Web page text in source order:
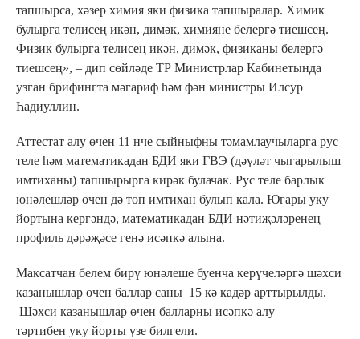
тапшырса, хәзер химия яки физика тапшыралар. Химик
булырга телисең икән, димәк, химияне белергә тиешсең.
Физик булырга телисең икән, димәк, физиканы белергә
тиешсең», – дип сөйләде ТР Министрлар Кабинетында
узган брифингта мәгариф һәм фән министры Илсур
Һадиуллин.
Аттестат алу өчен 11 нче сыйныфны тәмамлаучыларга рус
теле һәм математикадан БДИ яки ГВЭ (дәүләт чыгарылыш
имтиханы) тапшырырга кирәк булачак. Рус теле барлык
юнәлешләр өчен дә төп имтихан булып кала. Югары уку
йортына кергәндә, математикадан БДИ нәтиҗәләренең
профиль дәрәҗәсе генә исәпкә алына.
Максатчан белем бирү юнәлеше буенча керүчеләргә шәхси
казанышлар өчен баллар саны 15 кә кадәр арттырылды.
Шәхси казанышлар өчен балларны исәпкә алу
тәртибен уку йорты үзе билгели.